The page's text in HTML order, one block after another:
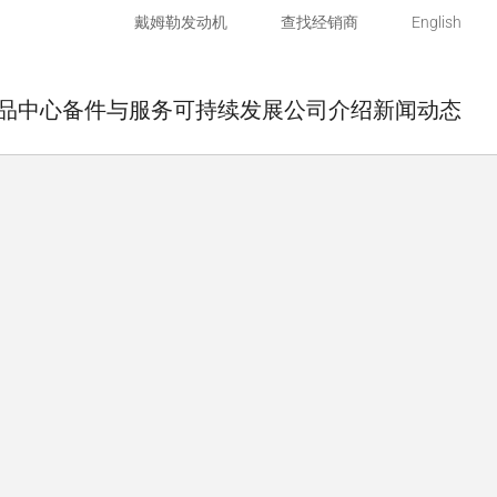
戴姆勒发动机 查找经销商 English
中心备件与服务可持续发展公司介绍新闻动态